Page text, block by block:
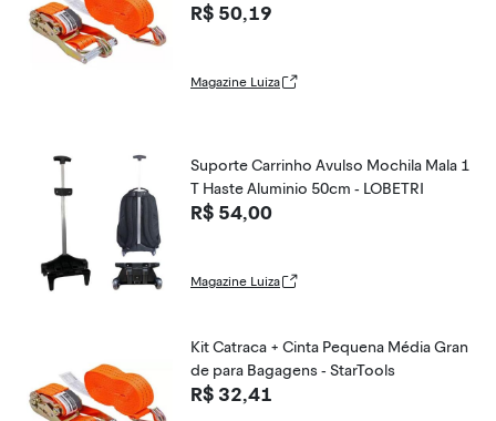
R$ 50,19
Magazine Luiza
Suporte Carrinho Avulso Mochila Mala 1
T Haste Aluminio 50cm - LOBETRI
R$ 54,00
Magazine Luiza
Kit Catraca + Cinta Pequena Média Gran
de para Bagagens - StarTools
R$ 32,41